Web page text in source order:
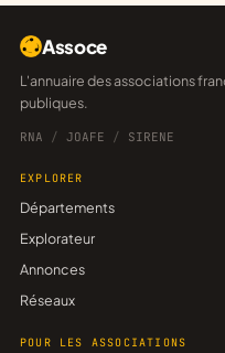
Assoce
L'annuaire des associations françaises, construit sur les données
publiques.
RNA / JOAFE / SIRENE
EXPLORER
Départements
Explorateur
Annonces
Réseaux
POUR LES ASSOCIATIONS